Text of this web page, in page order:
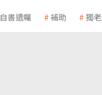
自書遺囑 補助 獨老